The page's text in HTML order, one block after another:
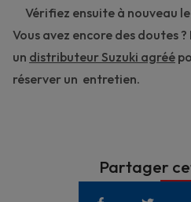
Vérifiez ensuite à nouveau
Vous avez encore des doutes
un distributeur Suzuki agréé
réserver un entretien.
Partager